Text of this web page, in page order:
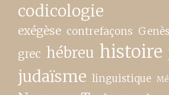
codicologie
exégèse contrefaçons
grec hébreu histoire
judaïsme linguistique